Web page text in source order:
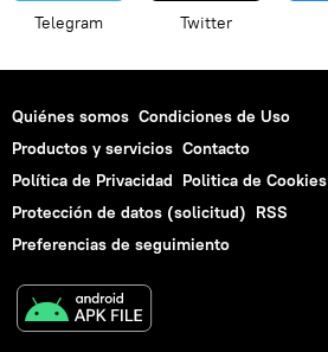
Telegram Twitter
Quiénes somos Condiciones de Uso
Productos y servicios Contacto
Política de Privacidad Politica de Cookies
Protección de datos (solicitud) RSS
Preferencias de seguimiento